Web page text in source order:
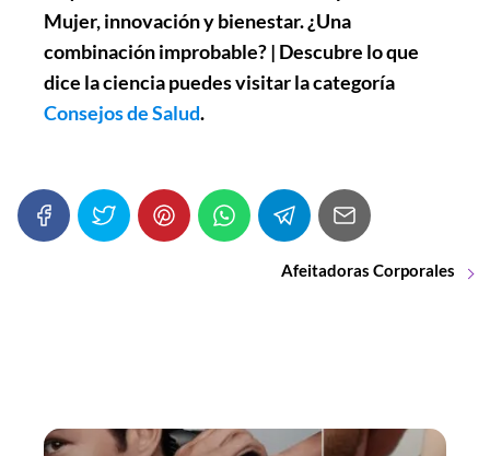
Mujer, innovación y bienestar. ¿Una
combinación improbable? | Descubre lo que
dice la cienciapuedes visitar la categoría
Consejos de Salud.
Afeitadoras Corporales